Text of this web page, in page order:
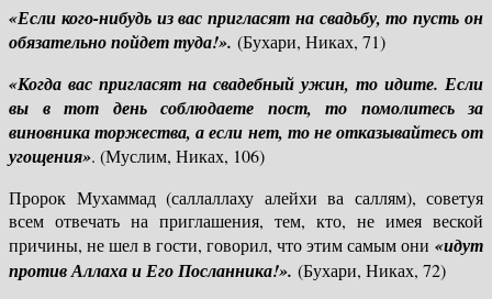
«Если кого-нибудь из вас пригласят на свадьбу, то пусть он
обязательно пойдет туда!». (Бухари, Никах, 71)
«Когда вас пригласят на свадебный ужин, то идите. Если
вы в тот день соблюдаете пост, то помолитесь за
виновника торжества, а если нет, то не отказывайтесь от
угощения». (Муслим, Никах, 106)
Пророк Мухаммад (саллаллаху алейхи ва саллям), советуя
всем отвечать на приглашения, тем, кто, не имея веской
причины, не шел в гости, говорил, что этим самым они «идут
против Аллаха и Его Посланника!». (Бухари, Никах, 72)